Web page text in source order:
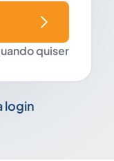
quiser
login